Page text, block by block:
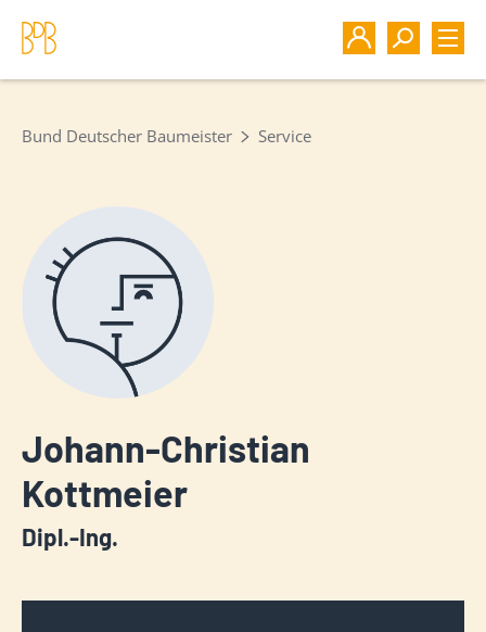
Bund Deutscher Baumeister Service
Johann-Christian
Kottmeier
Dipl.-Ing.